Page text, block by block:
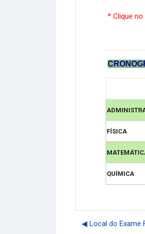
* Clique no
FÍSICA
QUÍMICA
◀︎ Local do Exame